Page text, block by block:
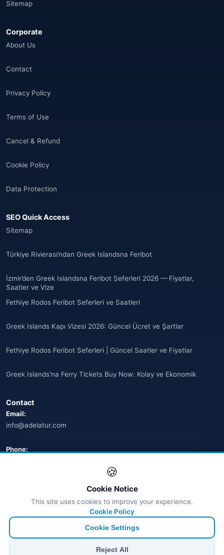
Sitemap
Corporate
About Us
Contact
Privacy Policy
Terms of Use
Cancel & Refund
Cookie Policy
Data Protection
SEO Quick Access
Sitemap
Türkiye Rivierası’ndan Greek Islandsna Feribot
İzmir’den Greek Islandsna Feribot Seferleri 2026 — Fiyatlar,
Saatler ve Vize
Fethiye Rodos Feribot Seferleri ve Saatleri
Greek Islands Kapı Vizesi 2026: Güncel Ücret ve Şartlar
Fethiye Rodos Feribot Seferleri | Güncel Saatler ve Fiyatlar
Greek Islands'na Ferry Tickets Buy Now: Kolay ve Ekonomik
Contact
Email:
info@adelatur.com
Phone:
€ EUR $ USD
🍪
Cookie Notice
This site uses cookies to improve your experience.
Cookie Policy
Cookie Settings
Reject All